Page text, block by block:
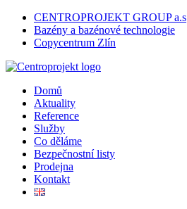
CENTROPROJEKT GROUP a.s
Bazény a bazénové technologie
Copycentrum Zlín
Domů
Aktuality
Reference
Služby
Co děláme
Bezpečnostní listy
Prodejna
Kontakt